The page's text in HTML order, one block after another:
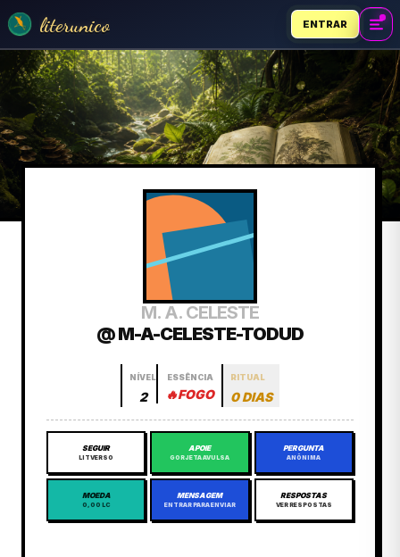
literunico ENTRAR
M. A. CELESTE
@ M-A-CELESTE-TODUD
NÍVEL
2
ESSÊNCIA
🔥FOGO
RITUAL
0 DIAS
SEGUIR
LITVERSO
APOIE
GORJETA AVULSA
PERGUNTA
ANÔNIMA
MOEDA
0,00 LC
MENSAGEM
ENTRAR PARA ENVIAR
RESPOSTAS
VER RESPOSTAS